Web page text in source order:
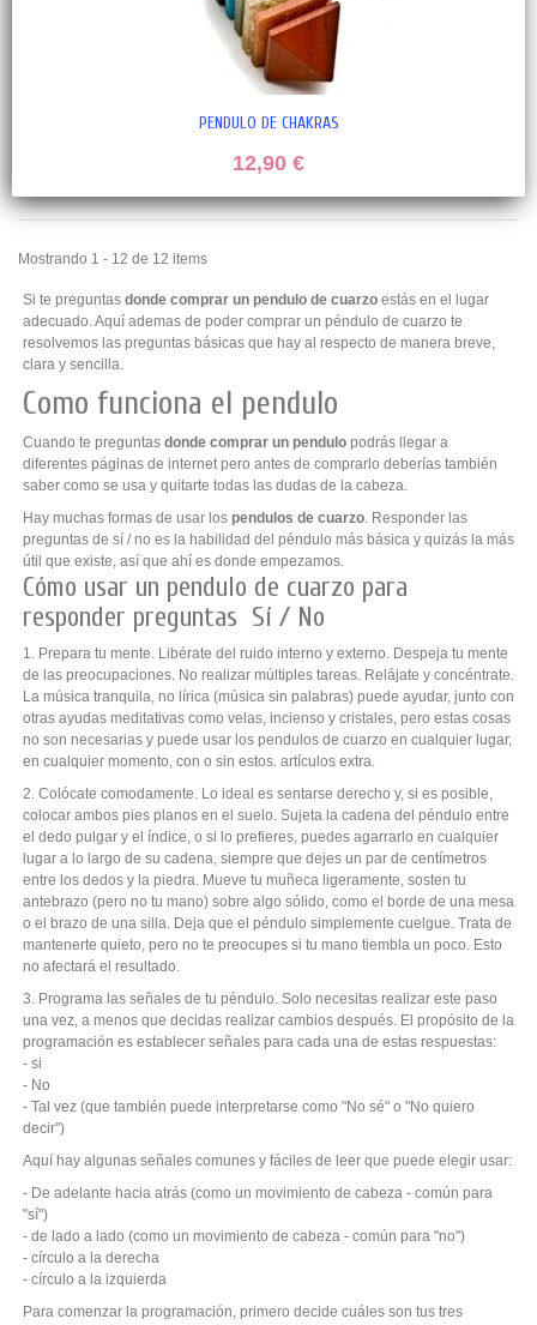
PENDULO DE CHAKRAS
12,90 €
Mostrando 1 - 12 de 12 items
Si te preguntas donde comprar un pendulo de cuarzo estás en el lugar
adecuado. Aquí ademas de poder comprar un péndulo de cuarzo te
resolvemos las preguntas básicas que hay al respecto de manera breve,
clara y sencilla.
Como funciona el pendulo
Cuando te preguntas donde comprar un pendulo podrás llegar a
diferentes páginas de internet pero antes de comprarlo deberías también
saber como se usa y quitarte todas las dudas de la cabeza.
Hay muchas formas de usar los pendulos de cuarzo. Responder las
preguntas de sí / no es la habilidad del péndulo más básica y quizás la más
útil que existe, así que ahí es donde empezamos.
Cómo usar un pendulo de cuarzo para
responder preguntas Sí / No
1. Prepara tu mente. Libérate del ruido interno y externo. Despeja tu mente
de las preocupaciones. No realizar múltiples tareas. Relájate y concéntrate.
La música tranquila, no lírica (música sin palabras) puede ayudar, junto con
otras ayudas meditativas como velas, incienso y cristales, pero estas cosas
no son necesarias y puede usar los pendulos de cuarzo en cualquier lugar,
en cualquier momento, con o sin estos. artículos extra.
2. Colócate comodamente. Lo ideal es sentarse derecho y, si es posible,
colocar ambos pies planos en el suelo. Sujeta la cadena del péndulo entre
el dedo pulgar y el índice, o si lo prefieres, puedes agarrarlo en cualquier
lugar a lo largo de su cadena, siempre que dejes un par de centímetros
entre los dedos y la piedra. Mueve tu muñeca ligeramente, sosten tu
antebrazo (pero no tu mano) sobre algo sólido, como el borde de una mesa
o el brazo de una silla. Deja que el péndulo simplemente cuelgue. Trata de
mantenerte quieto, pero no te preocupes si tu mano tiembla un poco. Esto
no afectará el resultado.
3. Programa las señales de tu péndulo. Solo necesitas realizar este paso
una vez, a menos que decidas realizar cambios después. El propósito de la
programación es establecer señales para cada una de estas respuestas:
- si
- No
- Tal vez (que también puede interpretarse como "No sé" o "No quiero
decir")
Aquí hay algunas señales comunes y fáciles de leer que puede elegir usar:
- De adelante hacia atrás (como un movimiento de cabeza - común para
"sí")
- de lado a lado (como un movimiento de cabeza - común para "no")
- círculo a la derecha
- círculo a la izquierda
Para comenzar la programación, primero decide cuáles son tus tres